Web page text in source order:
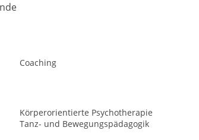
Coaching
Körperorientierte Psychotherapie
Tanz- und Bewegungspädagogik